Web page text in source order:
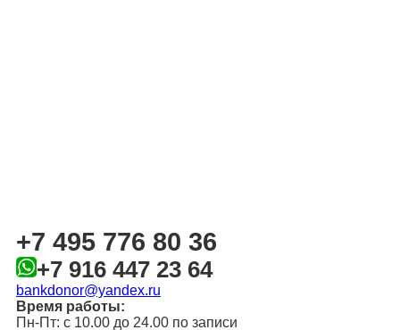
+7 495 776 80 36
+7 916 447 23 64
bankdonor@yandex.ru
Время работы:
Пн-Пт: с 10.00 до 24.00 по записи